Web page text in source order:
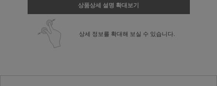
상품상세 설명 확대보기
상세 정보를 확대해 보실 수 있습니다.